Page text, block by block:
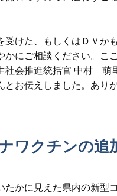
受けた、もしくはＤＶか
かにご相談ください。こ
社会推進統括官 中村 萌
とお伝えしました。あり
ワクチンの追
たかに見えた県内の新型